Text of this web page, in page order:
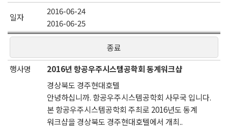
2016-06-24
2016-06-25
종료
2016년 항공우주시스템공학회 동계워크샵
경상북도 경주현대호텔
안녕하십니까. 항공우주시스템공학회 사무국 입니다.
본 항공우주시스템공학회 주최로 2016년도 동계
워크샵을 경상북도 경주현대호텔에서 개최..